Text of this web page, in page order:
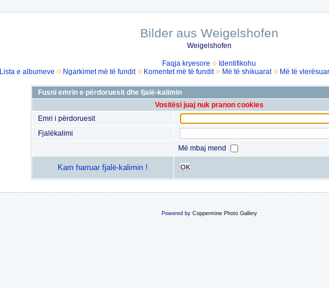
Bilder aus Weigelshofen
Weigelshofen
Faqja kryesore
Identifikohu
Lista e albumeve
Ngarkimet më të fundit Komentet më të fundit Më të shikuarat Më të
Fusni emrin e përdoruesit dhe fjalë-kalimin
Vositësi juaj nuk pranon cookies
Emri i përdoruesit
Fjalëkalimi
Më mbaj mend
Kam harruar fjalë-kalimin ! OK
Powered by Coppermine Photo Gallery